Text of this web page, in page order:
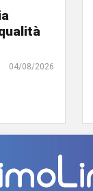
04/08/2026